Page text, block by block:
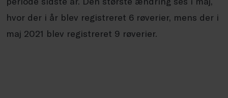
hvor der i år blev registreret 6 røverier, mens der i
maj 2021 blev registreret 9 røverier.